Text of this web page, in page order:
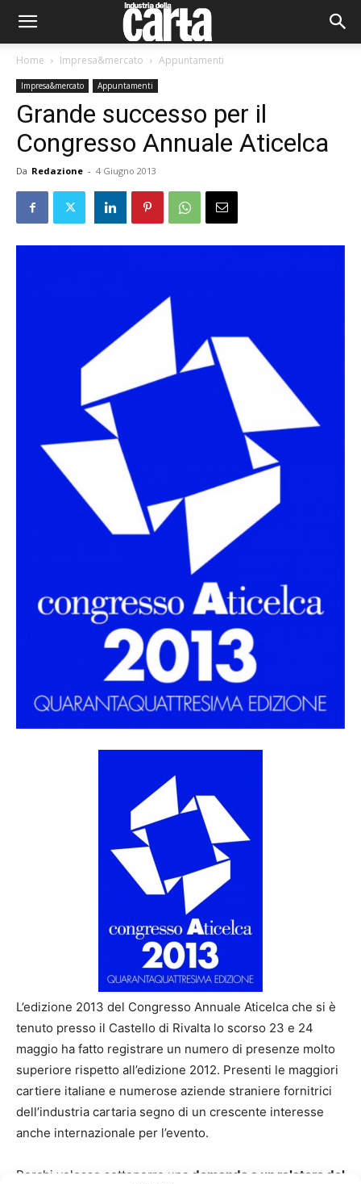
Home Impresa&mercato Appuntamenti
Impresa&mercato Appuntamenti
Grande successo per il
Congresso Annuale Aticelca
Da Redazione - 4 Giugno 2013
L’edizione 2013 del Congresso Annuale Aticelca che si è
tenuto presso il Castello di Rivalta lo scorso 23 e 24
maggio ha fatto registrare un numero di presenze molto
superiore rispetto all’edizione 2012. Presenti le maggiori
cartiere italiane e numerose aziende straniere fornitrici
dell’industria cartaria segno di un crescente interesse
anche internazionale per l’evento.
Perchi volesse sottoporre una domanda a un relatore del